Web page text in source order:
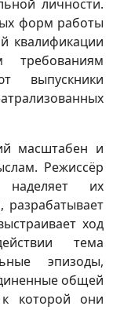
личности.
форм работы
квалификации
требованиям
выпускники
масштабен и
Режиссёр
их
разрабатывает
ход
тема
эпизоды,
общей
к которой они